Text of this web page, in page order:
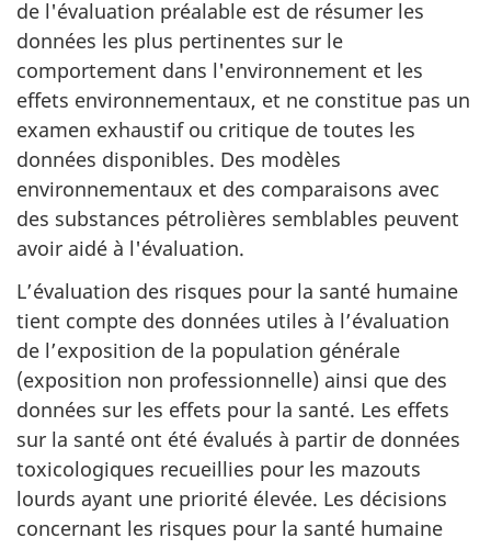
de l'évaluation préalable est de résumer les
données les plus pertinentes sur le
comportement dans l'environnement et les
effets environnementaux, et ne constitue pas un
examen exhaustif ou critique de toutes les
données disponibles. Des modèles
environnementaux et des comparaisons avec
des substances pétrolières semblables peuvent
avoir aidé à l'évaluation.
L’évaluation des risques pour la santé humaine
tient compte des données utiles à l’évaluation
de l’exposition de la population générale
(exposition non professionnelle) ainsi que des
données sur les effets pour la santé. Les effets
sur la santé ont été évalués à partir de données
toxicologiques recueillies pour les mazouts
lourds ayant une priorité élevée. Les décisions
concernant les risques pour la santé humaine